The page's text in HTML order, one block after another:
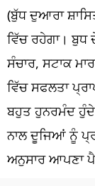
ਲਾਈਫ ਸਟਾਈਲ
ਪੰਜਾਬ
ਧਰਮ
ਖੇਡਾਂ
ਟੈਕਨੋਲਜੀ
(ਬੁੱਧ ਦੁਆਰਾ
ਵਿੱਚ ਰਹੇਗਾ। ਬੁਧ
ਸੰਚਾਰ, ਸਟਾਕ
ਵਿੱਚ ਸਫਲਤਾ
ਬਹੁਤ ਹੁਨਰਮੰਦ
ਨਾਲ ਦੂਜਿਆਂ ਨੂੰ
ਅਨੁਸਾਰ ਆਪਣਾ